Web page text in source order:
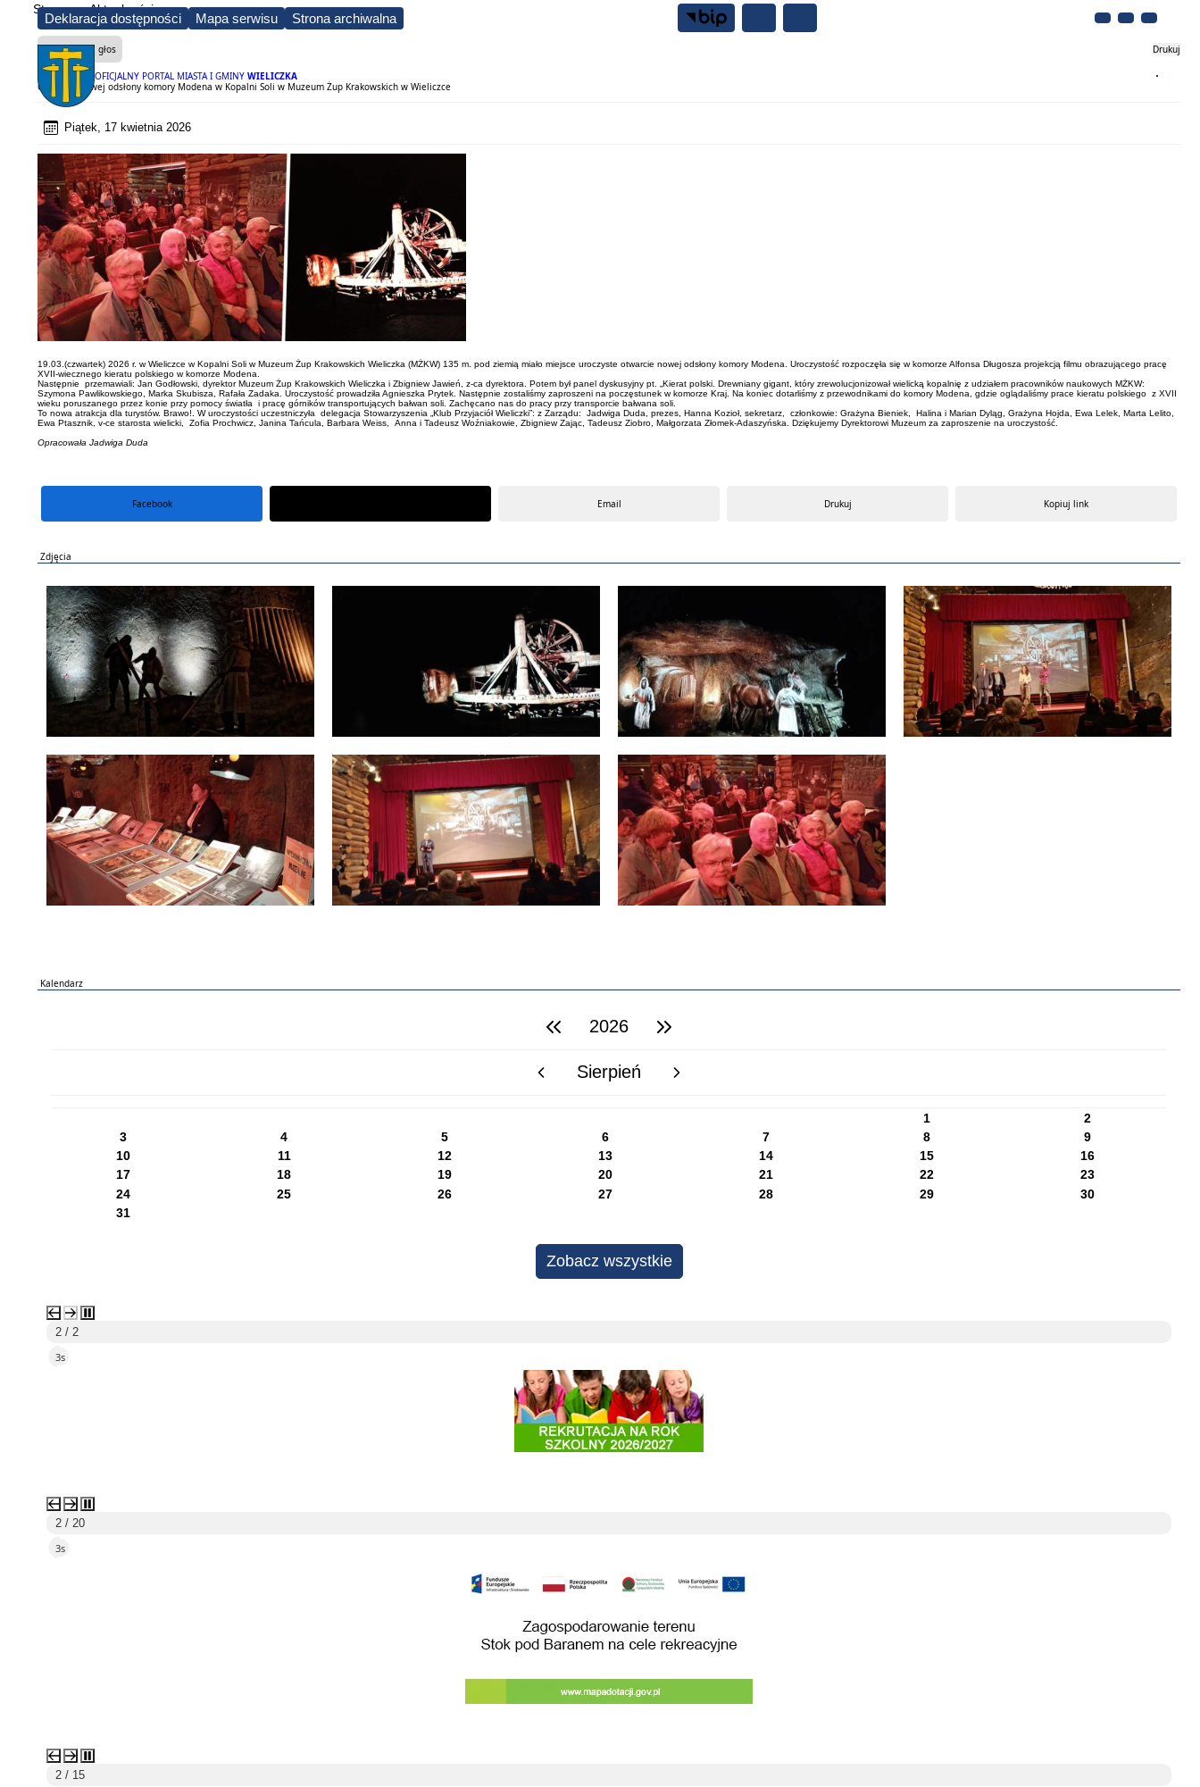
Deklaracja dostępności Mapa serwisu Strona archiwalna
OFICJALNY PORTAL MIASTA I GMINY WIELICZKA
Strona Aktualności
Czytaj na głos Drukuj
Otwarcie nowej odsłony komory Modena w Kopalni Soli w Muzeum Żup Krakowskich w Wieliczce
Piątek, 17 kwietnia 2026
19.03.(czwartek) 2026 r. w Wieliczce w Kopalni Soli w Muzeum Żup Krakowskich Wieliczka (MŻKW) 135 m. pod ziemią miało miejsce uroczyste otwarcie nowej odsłony komory Modena. Uroczystość rozpoczęła się w komorze Alfonsa Długosza projekcją filmu obrazującego pracę
XVII-wiecznego kieratu polskiego w komorze Modena.
Następnie przemawiali: Jan Godłowski, dyrektor Muzeum Żup Krakowskich Wieliczka i Zbigniew Jawień, z-ca dyrektora. Potem był panel dyskusyjny pt. „Kierat polski. Drewniany gigant, który zrewolucjonizował wielicką kopalnię z udziałem pracowników naukowych MŻKW:
Szymona Pawlikowskiego, Marka Skubisza, Rafała Zadaka. Uroczystość prowadziła Agnieszka Prytek. Następnie zostaliśmy zaproszeni na poczęstunek w komorze Kraj. Na koniec dotarliśmy z przewodnikami do komory Modena, gdzie oglądaliśmy prace kieratu polskiego z XVII
wieku poruszanego przez konie przy pomocy światła i pracę górników transportujących bałwan soli. Zachęcano nas do pracy przy transporcie bałwana soli.
To nowa atrakcja dla turystów. Brawo!. W uroczystości uczestniczyła delegacja Stowarzyszenia „Klub Przyjaciół Wieliczki”: z Zarządu: Jadwiga Duda, prezes, Hanna Kozioł, sekretarz, członkowie: Grażyna Bieniek, Halina i Marian Dyląg, Grażyna Hojda, Ewa Lelek, Marta Lelito,
Ewa Ptasznik, v-ce starosta wielicki, Zofia Prochwicz, Janina Tańcula, Barbara Weiss, Anna i Tadeusz Woźniakowie, Zbigniew Zając, Tadeusz Ziobro, Małgorzata Złomek-Adaszyńska. Dziękujemy Dyrektorowi Muzeum za zaproszenie na uroczystość.
Opracowała Jadwiga Duda
Facebook Email Drukuj Kopiuj link
Zdjęcia
Kalendarz
poprzedni rok2026 następny rok
poprzedni miesiącSierpień następny miesiąc
1
2
3
4 5 6 7 8
9
10
11 12 13 14 15
16
17
18 19 20 21 22
23
24
25 26 27 28 29
30
31
Zobacz wszystkie
2 / 2
1s
Rekrutacja do szkół i przedszkoli 2025/2026
2 / 20
1s
2 / 15